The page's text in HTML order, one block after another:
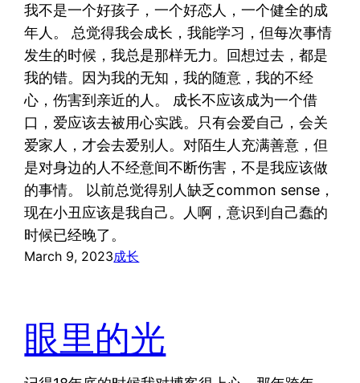
我不是一个好孩子，一个好恋人，一个健全的成
年人。 总觉得我会成长，我能学习，但每次事情
发生的时候，我总是那样无力。回想过去，都是
我的错。因为我的无知，我的随意，我的不经
心，伤害到亲近的人。 成长不应该成为一个借
口，爱应该去被用心实践。只有会爱自己，会关
爱家人，才会去爱别人。对陌生人充满善意，但
是对身边的人不经意间不断伤害，不是我应该做
的事情。 以前总觉得别人缺乏common sense，
现在小丑应该是我自己。人啊，意识到自己蠢的
时候已经晚了。
March 9, 2023成长
眼里的光